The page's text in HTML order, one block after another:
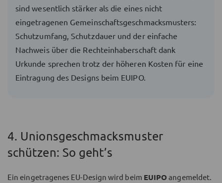
sind wesentlich stärker als die eines nicht
eingetragenen Gemeinschaftsgeschmacksmusters:
Schutzumfang, Schutzdauer und der einfache
Nachweis über die Rechteinhaberschaft dank
Urkunde sprechen trotz der höheren Kosten für eine
Eintragung des Designs beim EUIPO.
4. Unionsgeschmacksmuster
schützen: So geht’s
Ein eingetragenes EU-Design wird beim EUIPO angemeldet.